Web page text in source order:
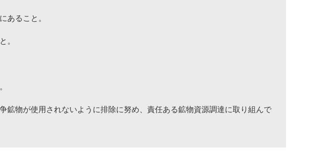
あること。
。
鉱物が使用されないように排除に努め、責任ある鉱物資源調達に取り組んで